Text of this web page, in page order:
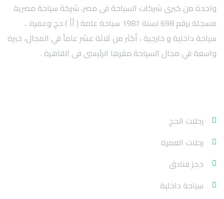
واحدة من كبرى شركات السياحة فى مصر، شركة سياحة مصرية
مسجلة برقم 698 لسنة 1987 سياحة عامة ( أأ ) حج وعمرة ..
سياحة داخلية و خارجية ، أكثر من ثلاثة عشر عاماً في المجال، خبرة
واسعة في مجال السياحة مقرها الرئيسى فى القاهرة .
رحلات الحج
رحلات العمرة
حجز فنادق
سياحة داخلية